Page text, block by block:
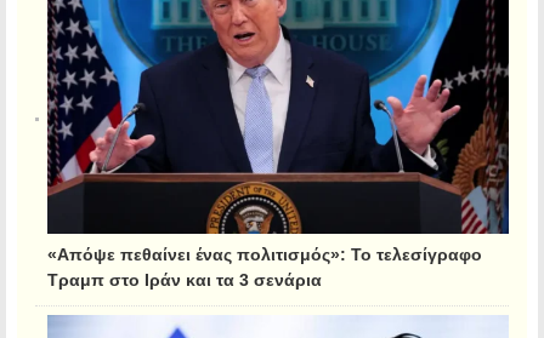
«Απόψε πεθαίνει ένας πολιτισμός»: Το τελεσίγραφο
Τραμπ στο Ιράν και τα 3 σενάρια